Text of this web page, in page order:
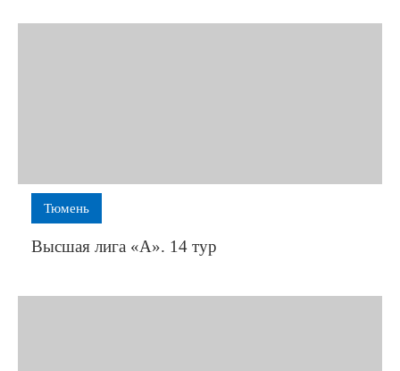
Тюмень
Высшая лига «А». 14 тур